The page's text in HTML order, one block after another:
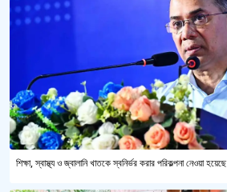
শিক্ষা, স্বাস্থ্য ও জ্বালানি খাতকে স্বনির্ভর করার পরিকল্পনা নেওয়া হয়েছে